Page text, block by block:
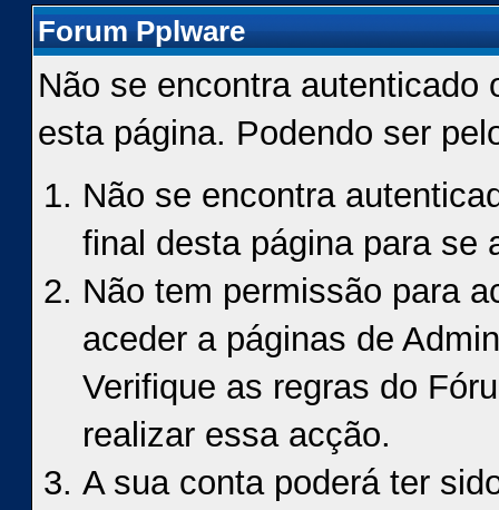
Forum Pplware
Não se encontra autenticado
esta página. Podendo ser
Não se encontra
final desta página para se
Não tem permissão para
aceder a páginas de
Verifique as regras do
realizar essa acção.
A sua conta poderá ter